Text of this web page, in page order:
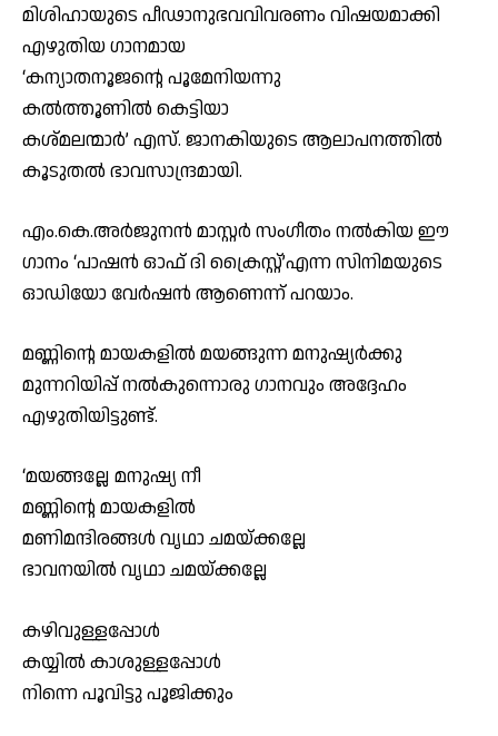
മിശിഹായുടെ പീഢാനുഭവവിവരണം വിഷയമാക്കി
എഴുതിയ ഗാനമായ
‘കന്യാതനൂജന്റെ പൂമേനിയന്നു
കൽത്തൂണിൽ കെട്ടിയാ
കശ്മലന്മാർ’ എസ്. ജാനകിയുടെ ആലാപനത്തിൽ
കൂടുതൽ ഭാവസാന്ദ്രമായി.
എം.കെ.അർജുനൻ മാസ്റ്റർ സംഗീതം നൽകിയ ഈ
ഗാനം ‘പാഷൻ ഓഫ് ദി ക്രൈസ്റ്റ്’എന്ന സിനിമയുടെ
ഓഡിയോ വേർഷൻ ആണെന്ന് പറയാം.
മണ്ണിന്റെ മായകളിൽ മയങ്ങുന്ന മനുഷ്യർക്കു
മുന്നറിയിപ്പ് നൽകുന്നൊരു ഗാനവും അദ്ദേഹം
എഴുതിയിട്ടുണ്ട്.
‘മയങ്ങല്ലേ മനുഷ്യ നീ
മണ്ണിന്റെ മായകളിൽ
മണിമന്ദിരങ്ങൾ വൃഥാ ചമയ്ക്കല്ലേ
ഭാവനയിൽ വൃഥാ ചമയ്ക്കല്ലേ
കഴിവുള്ളപ്പോൾ
കയ്യിൽ കാശുള്ളപ്പോൾ
നിന്നെ പൂവിട്ടു പൂജിക്കും